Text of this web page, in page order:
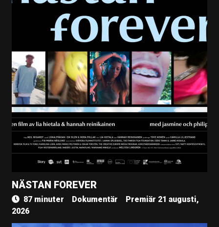
NÄSTAN FOREVER
87 minuter Dokumentär
Premiär 21 augusti,
2026